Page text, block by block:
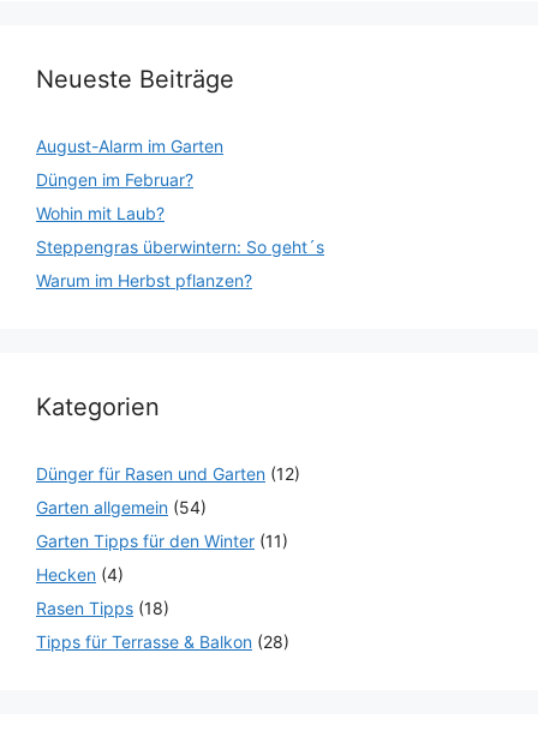
Neueste Beiträge
August-Alarm im Garten
Düngen im Februar?
Wohin mit Laub?
Steppengras überwintern: So geht´s
Warum im Herbst pflanzen?
Kategorien
Dünger für Rasen und Garten (12)
Garten allgemein (54)
Garten Tipps für den Winter (11)
Hecken (4)
Rasen Tipps (18)
Tipps für Terrasse & Balkon (28)